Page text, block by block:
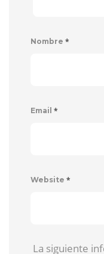
Nombre *
Email *
Website *
La siguiente